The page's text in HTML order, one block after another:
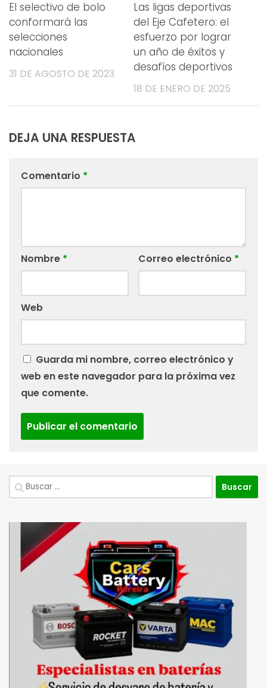
El selectivo de bolo
conformará las
selecciones
nacionales
31 DE AGOSTO DE 2023
Las ligas deportivas
del Eje Cafetero: el
esfuerzo por lograr
un año de éxitos y
desafíos deportivos
18 DE ENERO DE 2025
DEJA UNA RESPUESTA
Comentario *
Nombre * Correo electrónico *
Web
Guarda mi nombre, correo electrónico y
web en este navegador para la próxima vez
que comente.
Buscar: